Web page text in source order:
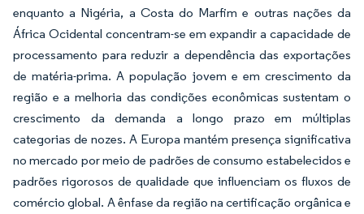
enquanto a Nigéria, a Costa do Marfim e outras nações da
África Ocidental concentram-se em expandir a capacidade de
processamento para reduzir a dependência das exportações
de matéria-prima. A população jovem e em crescimento da
região e a melhoria das condições econômicas sustentam o
crescimento da demanda a longo prazo em múltiplas
categorias de nozes. A Europa mantém presença significativa
no mercado por meio de padrões de consumo estabelecidos e
padrões rigorosos de qualidade que influenciam os fluxos de
comércio global. A ênfase da região na certificação orgânica e